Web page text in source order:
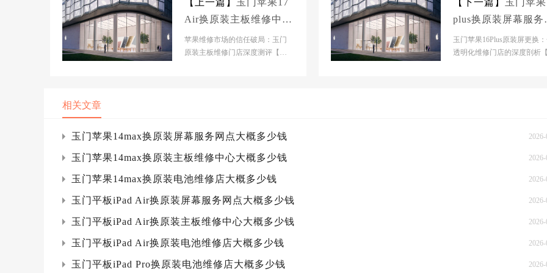
【上一篇】 玉门苹果17
Air换原装主板维修中心
大概多少钱
苹果维修市场的信任破局：玉门
原装主板维修门店深度测评【玉
【下一篇】 玉门苹
plus换原装屏幕服务
点大概多少钱
玉门苹果16Plus原装屏更换
透明化维修门店的深度剖析
相关文章
玉门苹果14max换原装屏幕服务网点大概多少钱
玉门苹果14max换原装主板维修中心大概多少钱
玉门苹果14max换原装电池维修店大概多少钱
玉门平板iPad Air换原装屏幕服务网点大概多少钱
玉门平板iPad Air换原装主板维修中心大概多少钱
玉门平板iPad Air换原装电池维修店大概多少钱
玉门平板iPad Pro换原装电池维修店大概多少钱